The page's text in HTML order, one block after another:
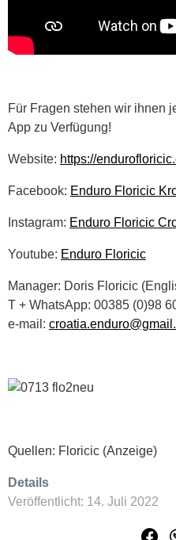
Für Fragen stehen wir ihnen
App zu Verfügung!
Website: https://
Facebook: Enduro Floricic
Instagram: Enduro Floricic
Youtube: Enduro Floricic
Manager: Doris Floricic
T + WhatsApp: 00385 (0)98
e-mail:
Quellen: Floricic (Anzeige)
Details
Veröffentlicht: 14. Juli 2022